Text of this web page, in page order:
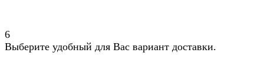
6
Выберите удобный для Вас вариант доставки.